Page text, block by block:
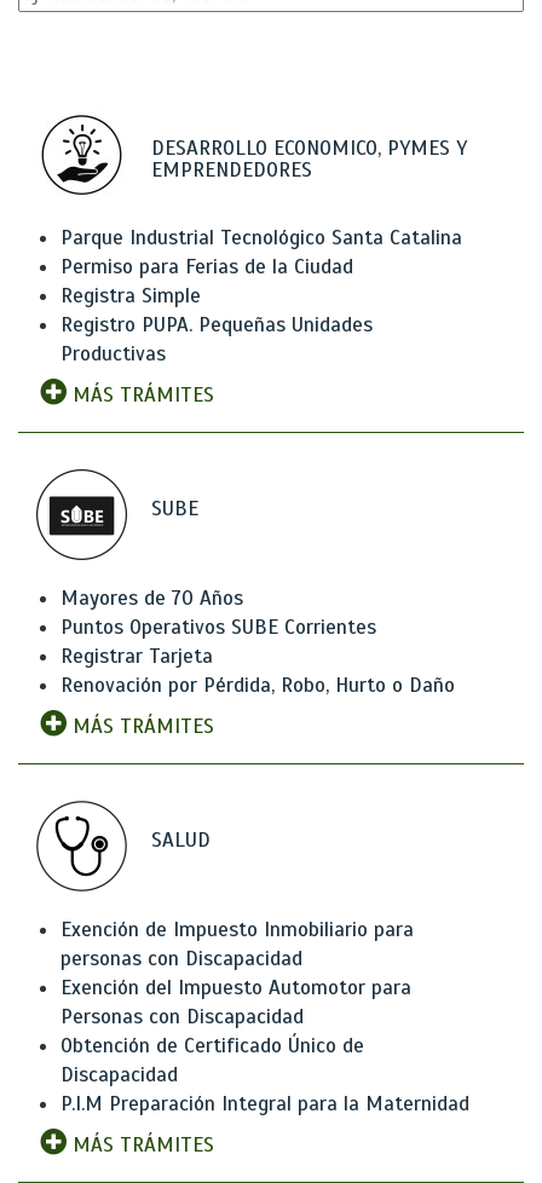
DESARROLLO ECONOMICO, PYMES Y
EMPRENDEDORES
Parque Industrial Tecnológico Santa Catalina
Permiso para Ferias de la Ciudad
Registra Simple
Registro PUPA. Pequeñas Unidades
Productivas
MÁS TRÁMITES
SUBE
Mayores de 70 Años
Puntos Operativos SUBE Corrientes
Registrar Tarjeta
Renovación por Pérdida, Robo, Hurto o Daño
MÁS TRÁMITES
SALUD
Exención de Impuesto Inmobiliario para
personas con Discapacidad
Exención del Impuesto Automotor para
Personas con Discapacidad
Obtención de Certificado Único de
Discapacidad
P.I.M Preparación Integral para la Maternidad
MÁS TRÁMITES